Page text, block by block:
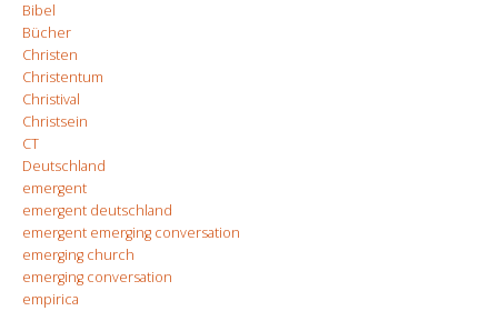
Bibel
Bücher
Christen
Christentum
Christival
Christsein
CT
Deutschland
emergent
emergent deutschland
emergent emerging conversation
emerging church
emerging conversation
empirica